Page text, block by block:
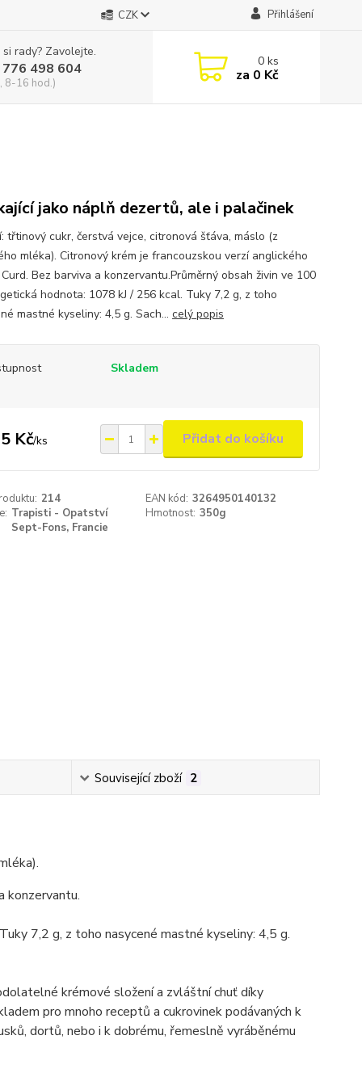
CZK Přihlášení
rady? Zavolejte.
498 604
8-16 hod.)
0ks
za 0 Kč
jako náplň dezertů, ale i palačinek
třtinový cukr, čerstvá vejce, citronová šťáva, máslo (z
mléka). Citronový krém je francouzskou verzí anglického
Bez barviva a konzervantu.Průměrný obsah živin ve 100
hodnota: 1078 kJ / 256 kcal. Tuky 7,2 g, z toho
mastné kyseliny: 4,5 g. Sach... celý popis
Skladem
Kč/ks Přidat do košíku
214 EAN kód: 3264950140132
Trapisti - Opatství
Sept-Fons, Francie
Hmotnost: 350g
Související zboží 2
konzervantu.
7,2 g, z toho nasycené mastné kyseliny: 4,5 g.
krémové složení a zvláštní chuť díky
pro mnoho receptů a cukrovinek podávaných k
dortů, nebo i k dobrému, řemeslně vyráběnému